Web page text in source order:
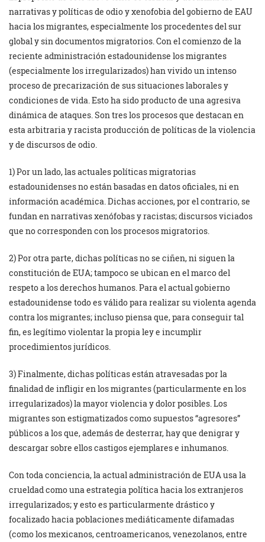
narrativas y políticas de odio y xenofobia del gobierno de EAU
hacia los migrantes, especialmente los procedentes del sur
global y sin documentos migratorios. Con el comienzo de la
reciente administración estadounidense los migrantes
(especialmente los irregularizados) han vivido un intenso
proceso de precarización de sus situaciones laborales y
condiciones de vida. Esto ha sido producto de una agresiva
dinámica de ataques. Son tres los procesos que destacan en
esta arbitraria y racista producción de políticas de la violencia
y de discursos de odio.
1) Por un lado, las actuales políticas migratorias
estadounidenses no están basadas en datos oficiales, ni en
información académica. Dichas acciones, por el contrario, se
fundan en narrativas xenófobas y racistas; discursos viciados
que no corresponden con los procesos migratorios.
2) Por otra parte, dichas políticas no se ciñen, ni siguen la
constitución de EUA; tampoco se ubican en el marco del
respeto a los derechos humanos. Para el actual gobierno
estadounidense todo es válido para realizar su violenta agenda
contra los migrantes; incluso piensa que, para conseguir tal
fin, es legítimo violentar la propia ley e incumplir
procedimientos jurídicos.
3) Finalmente, dichas políticas están atravesadas por la
finalidad de infligir en los migrantes (particularmente en los
irregularizados) la mayor violencia y dolor posibles. Los
migrantes son estigmatizados como supuestos “agresores”
públicos a los que, además de desterrar, hay que denigrar y
descargar sobre ellos castigos ejemplares e inhumanos.
Con toda conciencia, la actual administración de EUA usa la
crueldad como una estrategia política hacia los extranjeros
irregularizados; y esto es particularmente drástico y
focalizado hacia poblaciones mediáticamente difamadas
(como los mexicanos, centroamericanos, venezolanos, entre